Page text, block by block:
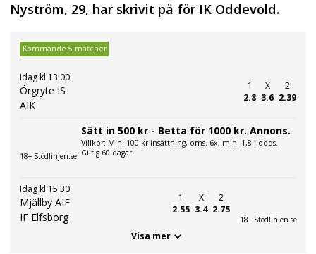
Nyström, 29, har skrivit på för IK Oddevold.
Kommande 5 matcher
Idag kl 13:00
Örgryte IS
AIK
1
2.8
X
3.6
2
2.39
18+ Stödlinjen.se
Sätt in 500 kr - Betta för 1000 kr. Annons.
Villkor: Min. 100 kr insättning, oms. 6x, min. 1,8 i odds.
Giltig 60 dagar.
Idag kl 15:30
Mjällby AIF
IF Elfsborg
1
2.55
X
3.4
2
2.75
18+ Stödlinjen.se
Visa mer